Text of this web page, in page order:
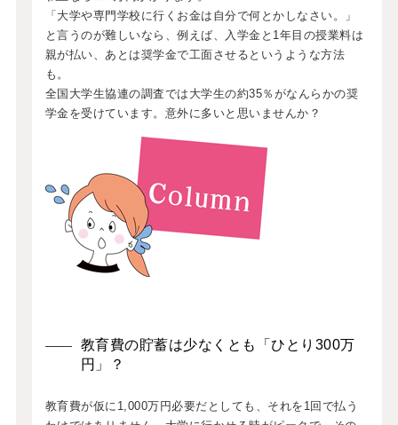
「大学や専門学校に行くお金は自分で何とかしなさい。」
と言うのが難しいなら、例えば、入学金と1年目の授業料は
親が払い、あとは奨学金で工面させるというような方法
も。
全国大学生協連の調査では大学生の約35％がなんらかの奨
学金を受けています。意外に多いと思いませんか？
教育費の貯蓄は少なくとも「ひとり300万
円」？
教育費が仮に1,000万円必要だとしても、それを1回で払う